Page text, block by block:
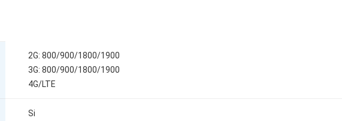
2G: 800/900/1800/1900
3G: 800/900/1800/1900
4G/LTE
Si